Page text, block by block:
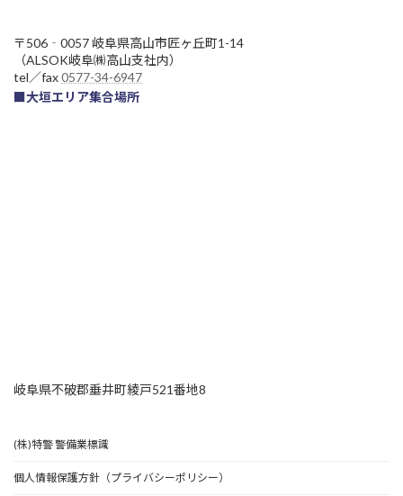
〒506‐0057 岐阜県高山市匠ヶ丘町1-14
（ALSOK岐阜㈱高山支社内）
tel／fax0577-34-6947
■大垣エリア集合場所
岐阜県不破郡垂井町綾戸521番地8
(株)特警 警備業標識
個人情報保護方針（プライバシーポリシー）